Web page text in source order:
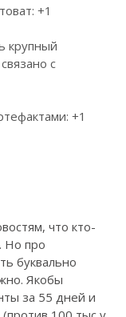
+1
крупный
с
+1
что кто-
Но про
буквально
Якобы
за 55 дней и